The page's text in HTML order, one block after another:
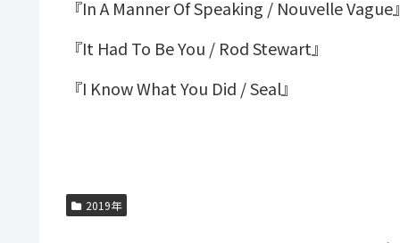
『In A Manner Of Speaking / Nouvelle Vague』
『It Had To Be You / Rod Stewart』
『I Know What You Did / Seal』
2019年